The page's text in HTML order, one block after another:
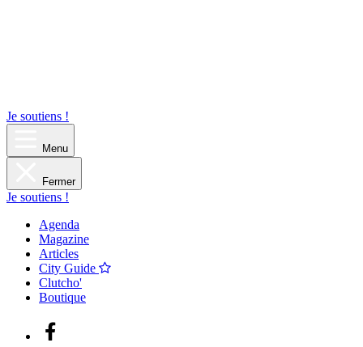
Je soutiens !
Menu
Fermer
Je soutiens !
Agenda
Magazine
Articles
City Guide
Clutcho'
Boutique